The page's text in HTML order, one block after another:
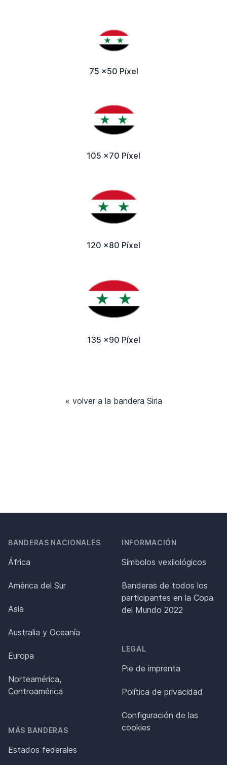
75 x50 Píxel
105 x70 Píxel
120 x80 Píxel
135 x90 Píxel
« volver a la bandera Siria
BANDERAS NACIONALES
África
América del Sur
Asia
Australia y Oceanía
Europa
Norteamérica,
Centroamérica
MÁS BANDERAS
Estados federales
INFORMACIÓN
Símbolos vexilológicos
Banderas de todos los
participantes en la Copa
del Mundo 2022
LEGAL
Pie de imprenta
Política de privacidad
Configuración de las
cookies